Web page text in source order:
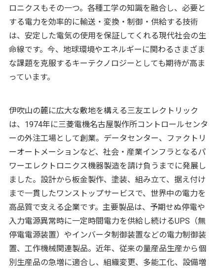
ロニクスもその一つ。各種工学の知識を融合し、必要と
する電力を効率的に輸送・変換・制御・供給する技術
は、安定した電気の使用を保証してくれる現代社会の生
命線です。今、地球環境やエネルギーに関わるさまざま
な課題を克服するキーテクノロジーとしても期待が高ま
っています。
伊吹山の麓に広大な敷地を構える三友エレクトリック
は、1974年に三菱電機名古屋製作所コントロールセンタ
ーの外注工場として創業。データセンター、ファクトリ
ーオートメーションなど、社会・産業インフラとなるパ
ワーエレクトロニクス機器製造を請け負うまでに発展し
ました。設計から板金製作、塗装、組み立て、据え付け
まで一貫したワンストップサービスで、世界中の電力を
高品質で支える企業です。主要製品は、予期せぬ停電や
入力電源異常時に一定時間電力を供給し続けるUPS（無
停電電源装置）やインバータ制御装置などの電力制御装
置、工作機械関連製品。近年、従来の量産品生産から個
別生産品の急増に適合し、組織変更、多能工化、設備増